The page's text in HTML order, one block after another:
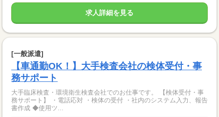
求人詳細を見る
[一般派遣]
【車通勤OK！】大手検査会社の検体受付・事
務サポート
大手臨床検査・環境衛生検査会社でのお仕事です。 【検体受付・事
務サポート】 ・電話応対 ・検体の受付 ・社内のシステム入力、報告
書作成 ◆使用ツ...